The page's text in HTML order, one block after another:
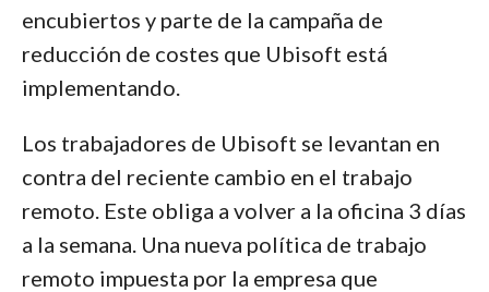
encubiertos y parte de la campaña de
reducción de costes que Ubisoft está
implementando.
Los trabajadores de Ubisoft se levantan en
contra del reciente cambio en el trabajo
remoto. Este obliga a volver a la oficina 3 días
a la semana. Una nueva política de trabajo
remoto impuesta por la empresa que